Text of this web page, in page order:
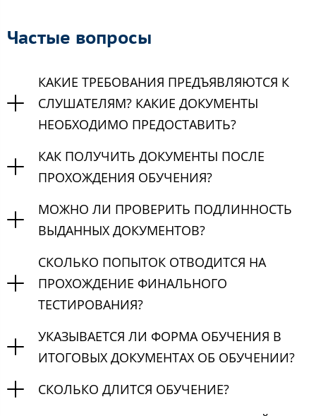
Частые вопросы
КАКИЕ ТРЕБОВАНИЯ ПРЕДЪЯВЛЯЮТСЯ К
СЛУШАТЕЛЯМ? КАКИЕ ДОКУМЕНТЫ
НЕОБХОДИМО ПРЕДОСТАВИТЬ?
КАК ПОЛУЧИТЬ ДОКУМЕНТЫ ПОСЛЕ
ПРОХОЖДЕНИЯ ОБУЧЕНИЯ?
МОЖНО ЛИ ПРОВЕРИТЬ ПОДЛИННОСТЬ
ВЫДАННЫХ ДОКУМЕНТОВ?
СКОЛЬКО ПОПЫТОК ОТВОДИТСЯ НА
ПРОХОЖДЕНИЕ ФИНАЛЬНОГО
ТЕСТИРОВАНИЯ?
УКАЗЫВАЕТСЯ ЛИ ФОРМА ОБУЧЕНИЯ В
ИТОГОВЫХ ДОКУМЕНТАХ ОБ ОБУЧЕНИИ?
СКОЛЬКО ДЛИТСЯ ОБУЧЕНИЕ?